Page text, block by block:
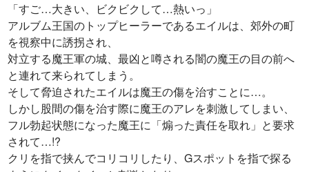
「すご…大きい、ビクビクして…熱いっ」
アルブム王国のトップヒーラーであるエイルは、郊外の町
を視察中に誘拐され、
対立する魔王軍の城、最凶と噂される闇の魔王の目の前へ
と連れて来られてしまう。
そして脅迫されたエイルは魔王の傷を治すことに…。
しかし股間の傷を治す際に魔王のアレを刺激してしまい、
フル勃起状態になった魔王に「煽った責任を取れ」と要求
されて…!?
クリを指で挟んでコリコリしたり、Gスポットを指で探る